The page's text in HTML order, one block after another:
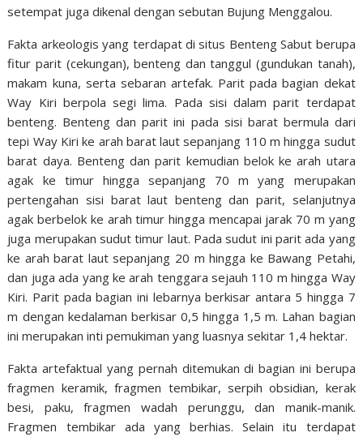
setempat juga dikenal dengan sebutan Bujung Menggalou.
Fakta arkeologis yang terdapat di situs Benteng Sabut berupa
fitur parit (cekungan), benteng dan tanggul (gundukan tanah),
makam kuna, serta sebaran artefak. Parit pada bagian dekat
Way Kiri berpola segi lima. Pada sisi dalam parit terdapat
benteng. Benteng dan parit ini pada sisi barat bermula dari
tepi Way Kiri ke arah barat laut sepanjang 110 m hingga sudut
barat daya. Benteng dan parit kemudian belok ke arah utara
agak ke timur hingga sepanjang 70 m yang merupakan
pertengahan sisi barat laut benteng dan parit, selanjutnya
agak berbelok ke arah timur hingga mencapai jarak 70 m yang
juga merupakan sudut timur laut. Pada sudut ini parit ada yang
ke arah barat laut sepanjang 20 m hingga ke Bawang Petahi,
dan juga ada yang ke arah tenggara sejauh 110 m hingga Way
Kiri. Parit pada bagian ini lebarnya berkisar antara 5 hingga 7
m dengan kedalaman berkisar 0,5 hingga 1,5 m. Lahan bagian
ini merupakan inti pemukiman yang luasnya sekitar 1,4 hektar.
Fakta artefaktual yang pernah ditemukan di bagian ini berupa
fragmen keramik, fragmen tembikar, serpih obsidian, kerak
besi, paku, fragmen wadah perunggu, dan manik-manik.
Fragmen tembikar ada yang berhias. Selain itu terdapat